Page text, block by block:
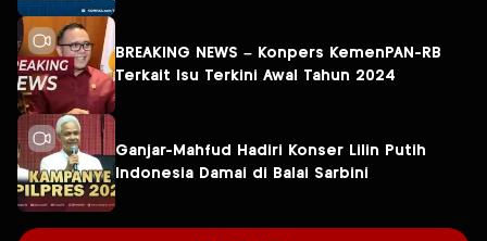
BREAKING NEWS – Konpers KemenPAN-RB
Terkait Isu Terkini Awal Tahun 2024
Ganjar-Mahfud Hadiri Konser Lilin Putih
Indonesia Damai di Balai Sarbini